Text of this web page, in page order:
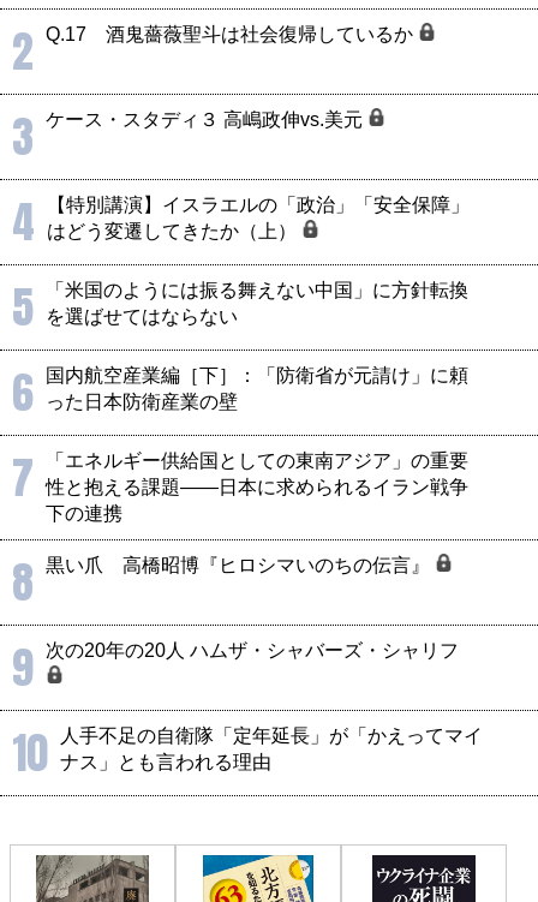
2 Q.17 酒鬼薔薇聖斗は社会復帰しているか
3 ケース・スタディ３ 高嶋政伸vs.美元
4
【特別講演】イスラエルの「政治」「安全保障」
はどう変遷してきたか（上）
5
「米国のようには振る舞えない中国」に方針転換
を選ばせてはならない
6
国内航空産業編［下］：「防衛省が元請け」に頼
った日本防衛産業の壁
7
「エネルギー供給国としての東南アジア」の重要
性と抱える課題――日本に求められるイラン戦争
下の連携
8 黒い爪 高橋昭博『ヒロシマいのちの伝言』
9 次の20年の20人 ハムザ・シャバーズ・シャリフ
10
人手不足の自衛隊「定年延長」が「かえってマイ
ナス」とも言われる理由